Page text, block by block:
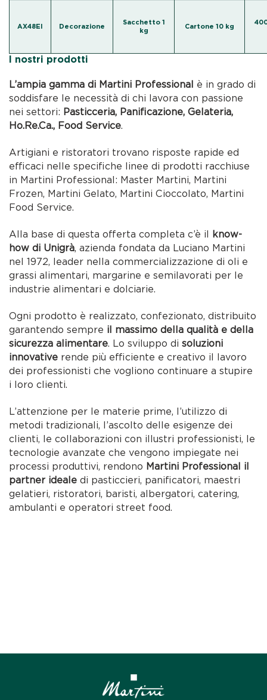
AX48EI Decorazione
Sacchetto 1
kg
Cartone 10 kg
I nostri prodotti
L’ampia gamma di Martini Professional è in grado di
soddisfare le necessità di chi lavora con passione
nei settori: Pasticceria, Panificazione, Gelateria,
Ho.Re.Ca., Food Service.
Artigiani e ristoratori trovano risposte rapide ed
efficaci nelle specifiche linee di prodotti racchiuse
in Martini Professional: Master Martini, Martini
Frozen, Martini Gelato, Martini Cioccolato, Martini
Food Service.
Alla base di questa offerta completa c’è il know-
how di Unigrà, azienda fondata da Luciano Martini
nel 1972, leader nella commercializzazione di oli e
grassi alimentari, margarine e semilavorati per le
industrie alimentari e dolciarie.
Ogni prodotto è realizzato, confezionato, distribuito
garantendo sempre il massimo della qualità e della
sicurezza alimentare. Lo sviluppo disoluzioni
innovative rende più efficiente e creativo il lavoro
dei professionisti che vogliono continuare a stupire
i loro clienti.
L’attenzione per le materie prime, l’utilizzo di
metodi tradizionali, l’ascolto delle esigenze dei
clienti, le collaborazioni con illustri professionisti, le
tecnologie avanzate che vengono impiegate nei
processi produttivi, rendono Martini Professional il
partner ideale di pasticcieri, panificatori, maestri
gelatieri, ristoratori, baristi, albergatori, catering,
ambulanti e operatori street food.